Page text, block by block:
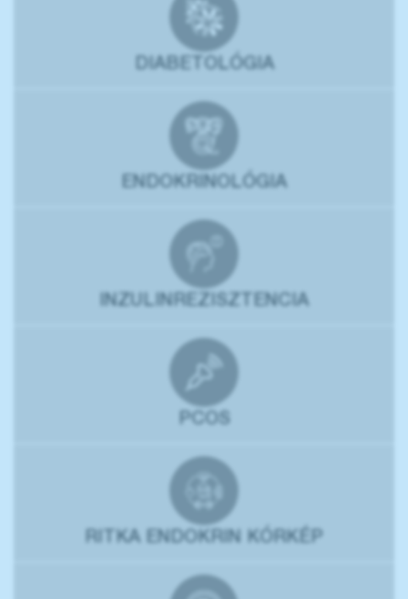
DIABETOLÓGIA
ENDOKRINOLÓGIA
INZULINREZISZTENCIA
PCOS
RITKA ENDOKRIN KÓRKÉP